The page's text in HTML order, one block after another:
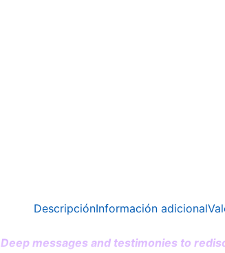
DescripciónInformación adicional
Deep messages and testimonies to